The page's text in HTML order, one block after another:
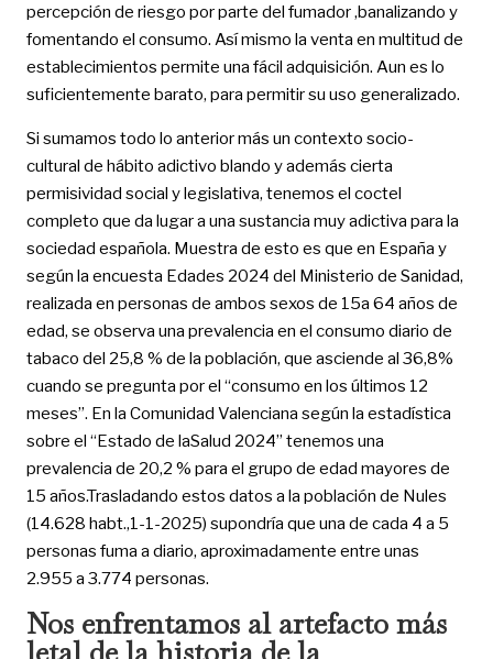
percepción de riesgo por parte del fumador ,banalizando y
fomentando el consumo. Así mismo la venta en multitud de
establecimientos permite una fácil adquisición. Aun es lo
suficientemente barato, para permitir su uso generalizado.
Si sumamos todo lo anterior más un contexto socio-
cultural de hábito adictivo blando y además cierta
permisividad social y legislativa, tenemos el coctel
completo que da lugar a una sustancia muy adictiva para la
sociedad española. Muestra de esto es que en España y
según la encuesta Edades 2024 del Ministerio de Sanidad,
realizada en personas de ambos sexos de 15a 64 años de
edad, se observa una prevalencia en el consumo diario de
tabaco del 25,8 % de la población, que asciende al 36,8%
cuando se pregunta por el “consumo en los últimos 12
meses”. En la Comunidad Valenciana según la estadística
sobre el “Estado de laSalud 2024” tenemos una
prevalencia de 20,2 % para el grupo de edad mayores de
15 años.Trasladando estos datos a la población de Nules
(14.628 habt.,1-1-2025) supondría que una de cada 4 a 5
personas fuma a diario, aproximadamente entre unas
2.955 a 3.774 personas.
Nos enfrentamos al artefacto más